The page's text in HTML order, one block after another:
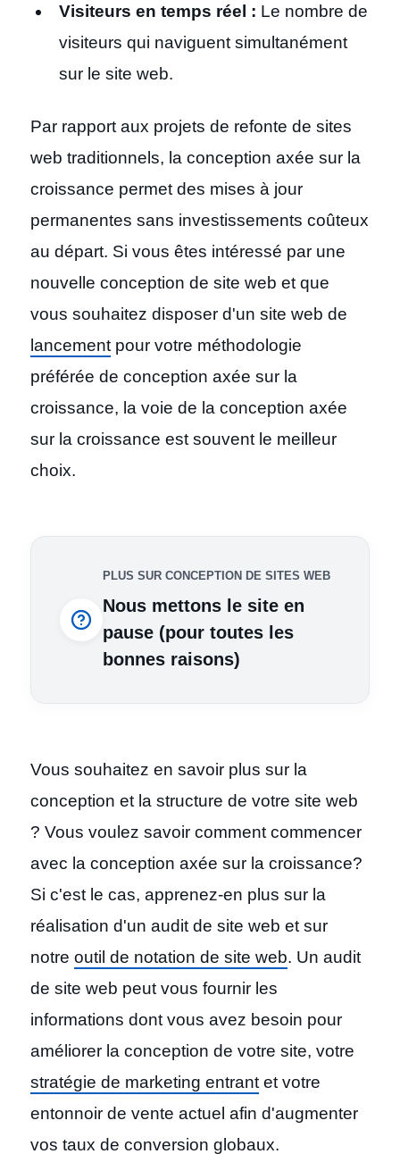
Visiteurs en temps réel : Le nombre de
visiteurs qui naviguent simultanément
sur le site web.
Par rapport aux projets de refonte de sites
web traditionnels, la conception axée sur la
croissance permet des mises à jour
permanentes sans investissements coûteux
au départ. Si vous êtes intéressé par une
nouvelle conception de site web et que
vous souhaitez disposer d'un site web de
lancementpour votre méthodologie
préférée de conception axée sur la
croissance, la voie de la conception axée
sur la croissance est souvent le meilleur
choix.
PLUS SUR CONCEPTION DE SITES WEB
Nous mettons le site en
pause (pour toutes les
bonnes raisons)
Vous souhaitez en savoir plus sur la
conception et la structure de votre site web
? Vous voulez savoir comment commencer
avec la conception axée sur la croissance?
Si c'est le cas, apprenez-en plus sur la
réalisation d'un audit de site web et sur
notre outil de notation de site web. Un audit
de site web peut vous fournir les
informations dont vous avez besoin pour
améliorer la conception de votre site, votre
stratégie de marketing entrantet votre
entonnoir de vente actuel afin d'augmenter
vos taux de conversion globaux.